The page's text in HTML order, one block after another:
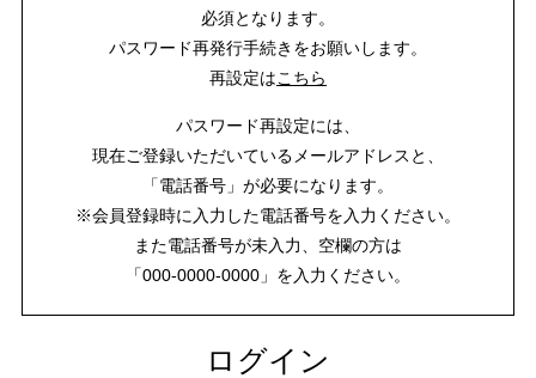
必須となります。
パスワード再発行手続きをお願いします。
再設定はこちら
パスワード再設定には、
現在ご登録いただいているメールアドレスと、
「電話番号」が必要になります。
※会員登録時に入力した電話番号を入力ください。
また電話番号が未入力、空欄の方は
「000-0000-0000」を入力ください。
ログイン